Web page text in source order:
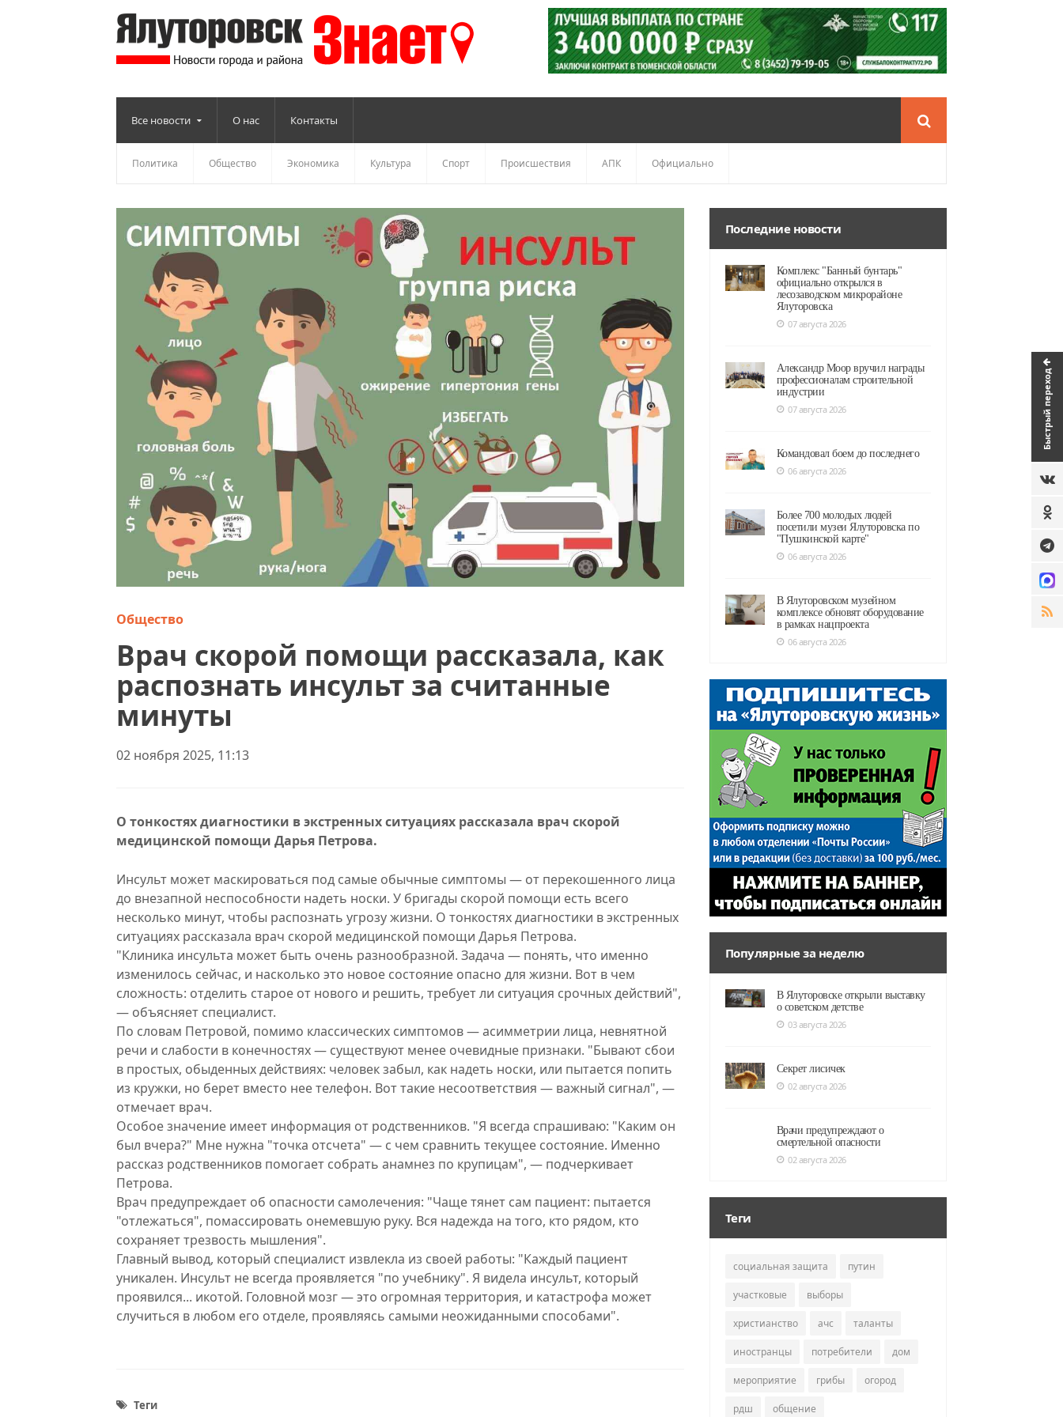
Быстрый переход
Все новости О нас Контакты
Политика Общество Экономика Культура Спорт Происшествия АПК Официально
Общество
Врач скорой помощи рассказала, как
распознать инсульт за считанные
минуты
02 ноября 2025, 11:13
О тонкостях диагностики в экстренных ситуациях рассказала врач скорой
медицинской помощи Дарья Петрова.
Инсульт может маскироваться под самые обычные симптомы — от перекошенного лица
до внезапной неспособности надеть носки. У бригады скорой помощи есть всего
несколько минут, чтобы распознать угрозу жизни. О тонкостях диагностики в экстренных
ситуациях рассказала врач скорой медицинской помощи Дарья Петрова.
"Клиника инсульта может быть очень разнообразной. Задача — понять, что именно
изменилось сейчас, и насколько это новое состояние опасно для жизни. Вот в чем
сложность: отделить старое от нового и решить, требует ли ситуация срочных действий",
— объясняет специалист.
По словам Петровой, помимо классических симптомов — асимметрии лица, невнятной
речи и слабости в конечностях — существуют менее очевидные признаки. "Бывают сбои
в простых, обыденных действиях: человек забыл, как надеть носки, или пытается попить
из кружки, но берет вместо нее телефон. Вот такие несоответствия — важный сигнал", —
отмечает врач.
Особое значение имеет информация от родственников. "Я всегда спрашиваю: "Каким он
был вчера?" Мне нужна "точка отсчета" — с чем сравнить текущее состояние. Именно
рассказ родственников помогает собрать анамнез по крупицам", — подчеркивает
Петрова.
Врач предупреждает об опасности самолечения: "Чаще тянет сам пациент: пытается
"отлежаться", помассировать онемевшую руку. Вся надежда на того, кто рядом, кто
сохраняет трезвость мышления".
Главный вывод, который специалист извлекла из своей работы: "Каждый пациент
уникален. Инсульт не всегда проявляется "по учебнику". Я видела инсульт, который
проявился... икотой. Головной мозг — это огромная территория, и катастрофа может
случиться в любом его отделе, проявляясь самыми неожиданными способами".
Теги
Последние новости
Комплекс "Банный бунтарь"
официально открылся в
лесозаводском микрорайоне
Ялуторовска
07 августа 2026
Александр Моор вручил награды
профессионалам строительной
индустрии
07 августа 2026
Командовал боем до последнего
06 августа 2026
Более 700 молодых людей
посетили музеи Ялуторовска по
"Пушкинской карте"
06 августа 2026
В Ялуторовском музейном
комплексе обновят оборудование
в рамках нацпроекта
06 августа 2026
Популярные за неделю
В Ялуторовске открыли выставку
о советском детстве
03 августа 2026
Секрет лисичек
02 августа 2026
Врачи предупреждают о
смертельной опасности
02 августа 2026
Теги
социальная защита путин
участковые выборы
христианство ачс таланты
иностранцы потребители дом
мероприятие грибы огород
рдш общение